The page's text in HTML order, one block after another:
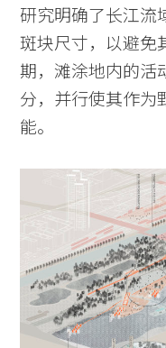
研究明确了长江流
斑块尺寸，以避免
期，滩涂地内的活
分，并行使其作为
能。